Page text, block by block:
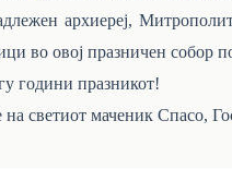
архиереј,
во овој празничен собор
години празникот!
на светиот маченик Спасо,